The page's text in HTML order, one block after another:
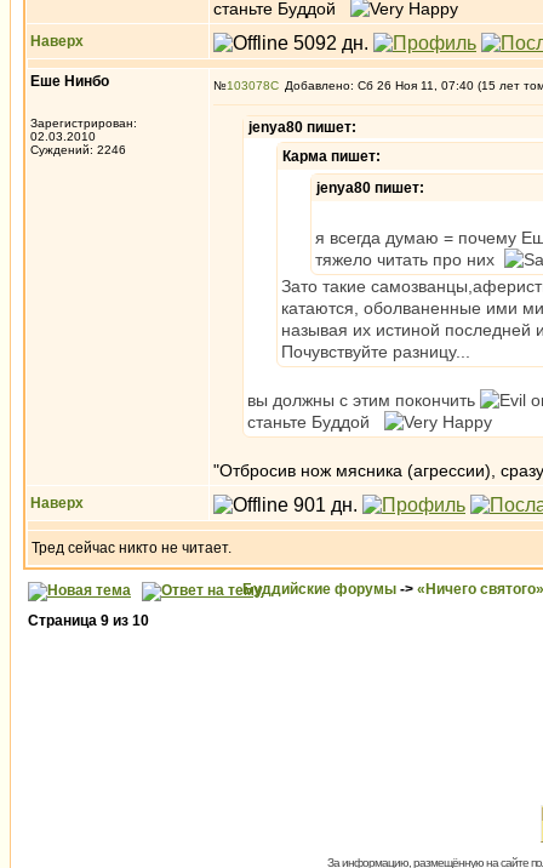
станьте Буддой
Наверх
Еше Нинбо
Зарегистрирован:
02.03.2010
Суждений: 2246
№103078 Добавлено: Сб 26 Ноя 11, 07:40 (15 лет
jenya80 пишет:
Карма пишет:
jenya80 пишет:
я всегда думаю = почему
тяжело читать про них
Зато такие
катаются, оболваненные ими
называя их истиной последней
Почувствуйте разницу...
вы должны с этим покончить
станьте Буддой
"Отбросив нож мясника (агрессии),
Наверх
Тред сейчас никто не читает.
Буддийские форумы -> «Ничего святого»
Страница 9 из 10
За информацию, размещённую на сайте